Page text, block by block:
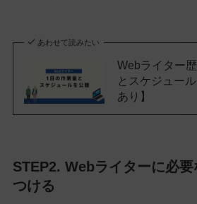
あわせて読みたい
Webライター
とスケジュー
あり】
STEP2. Webライターに必
つける